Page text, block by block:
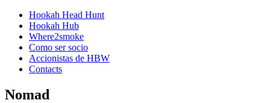
Hookah Head Hunt
Hookah Hub
Where2smoke
Como ser socio
Accionistas de HBW
Contacts
Nomad